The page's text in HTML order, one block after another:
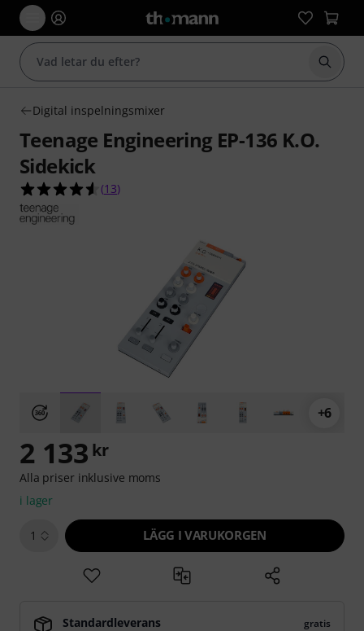
Börja
Digital inspelningsmixer
Teenage Engineering EP-136 K.O.
Sidekick
4.5 av 5 stjärnor från 13 kundbetyg
(13)
+6
2 133 kr
Alla priser inklusive moms
i lager
1 LÄGG I VARUKORGEN
Standardleverans
gratis